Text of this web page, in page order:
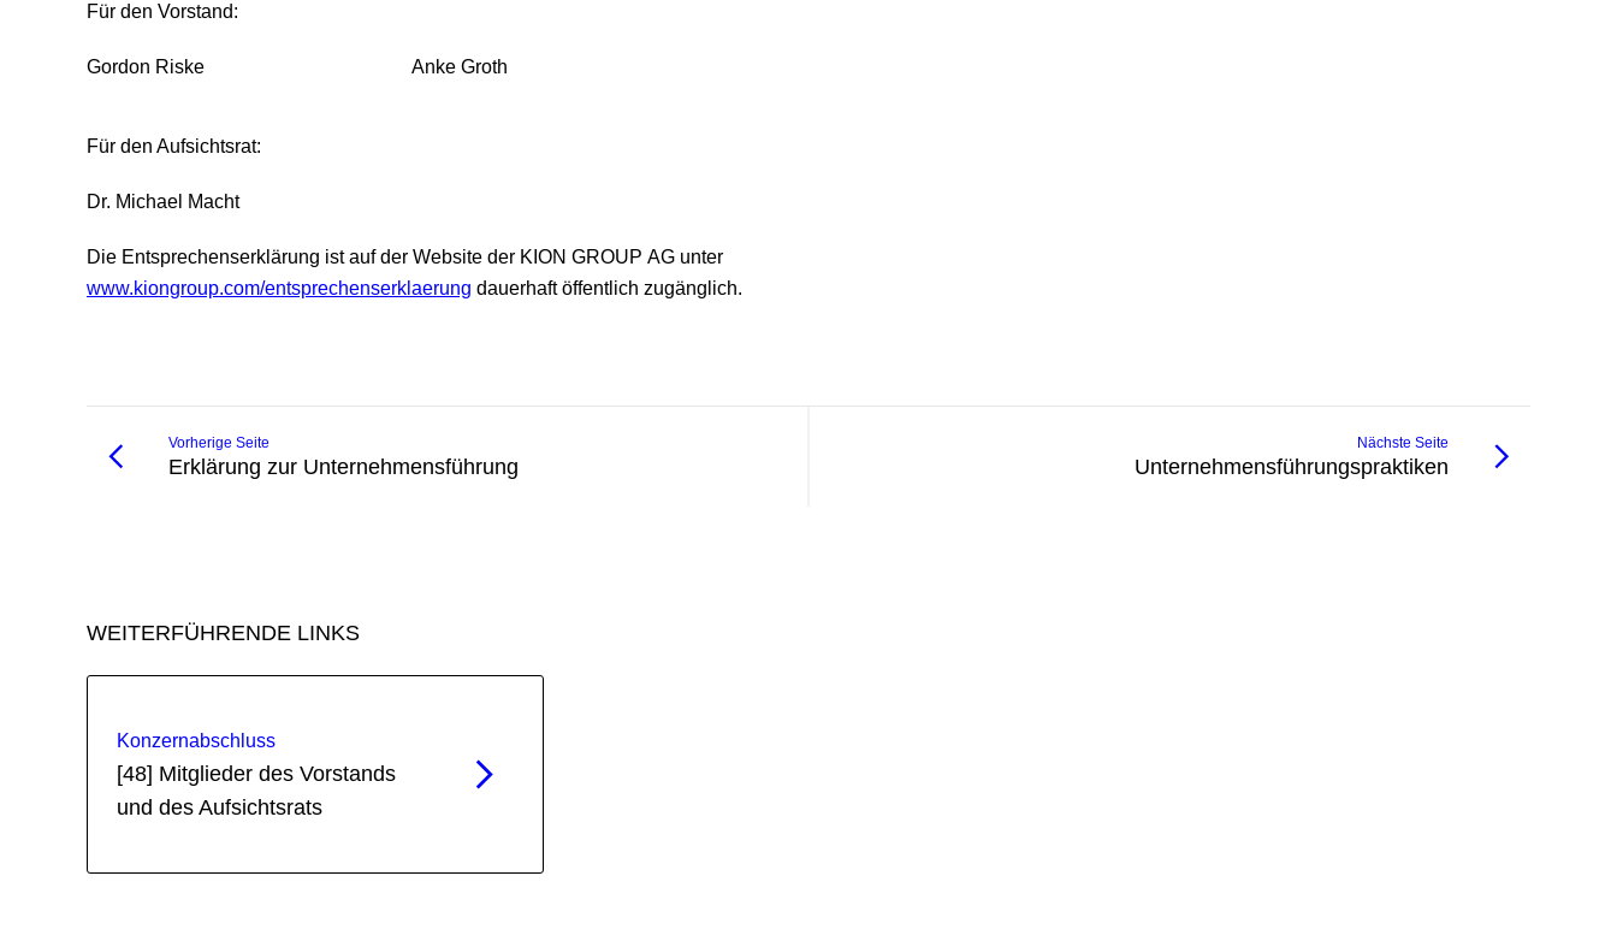
Für den Vorstand:
Gordon Riske Anke Groth
Für den Aufsichtsrat:
Dr. Michael Macht
Die Entsprechenserklärung ist auf der Website der KION GROUP AG unter
www.kiongroup.com/entsprechenserklaerung dauerhaft öffentlich zugänglich.
Vorherige Seite
Erklärung zur Unternehmensführung
Nächste Seite
Unternehmens­führungs­praktiken
WEITERFÜHRENDE LINKS
Konzernabschluss
[48] Mitglieder des Vorstands
und des Aufsichtsrats